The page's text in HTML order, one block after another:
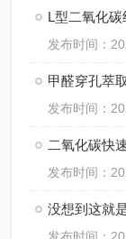
发布时间：
甲醛穿孔萃
发布时间：
二氧化碳快
发布时间：
没想到这就